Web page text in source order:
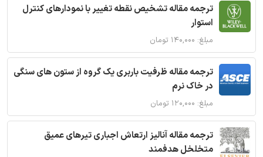
ترجمه مقاله تشخیص نقطه تغییر با نمودارهای کنترل
استوار
مبلغ: ۱۴۰,۰۰۰ تومان
ترجمه مقاله ظرفیت باربری یک گروه از ستون های سنگی
در خاک نرم
مبلغ: ۱۲۰,۰۰۰ تومان
ترجمه مقاله آنالیز ارتعاش اجباری تیرهای عمیق
متخلخل هدفمند